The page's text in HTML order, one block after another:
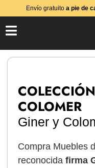
Envío gratuito a pie de
COLOMER
Giner y
Compra Muebles
reconocida firma